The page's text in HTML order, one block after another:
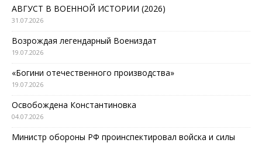
АВГУСТ В ВОЕННОЙ ИСТОРИИ (2026)
31.07.2026
Возрождая легендарный Воениздат
19.07.2026
«Богини отечественного производства»
19.07.2026
Освобождена Константиновка
04.07.2026
Министр обороны РФ проинспектировал войска и силы